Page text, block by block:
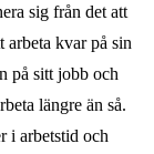
sig från det att
arbeta kvar på sin
på sitt jobb och
längre än så.
i arbetstid och